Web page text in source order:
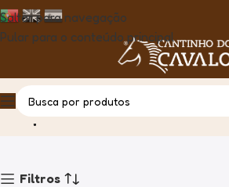
Saltar para navegação
Pular para o conteúdo principal
EquestroCasa Produto
Filtros